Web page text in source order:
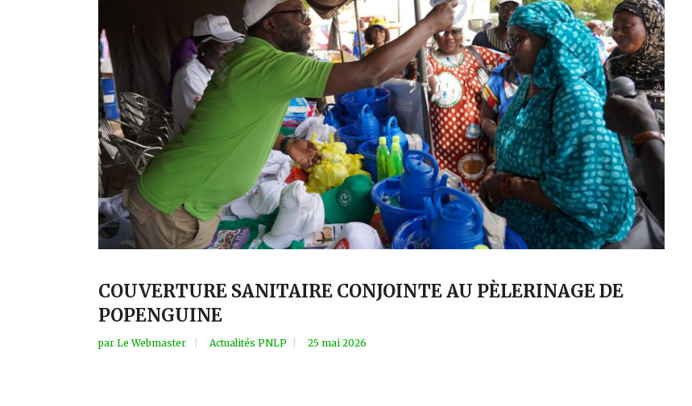
COUVERTURE SANITAIRE CONJOINTE AU PÈLERINAGE DE
POPENGUINE
par Le Webmaster Actualités PNLP 25 mai 2026